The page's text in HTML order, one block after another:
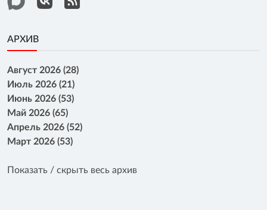
АРХИВ
Август 2026 (28)
Июль 2026 (21)
Июнь 2026 (53)
Май 2026 (65)
Апрель 2026 (52)
Март 2026 (53)
Показать / скрыть весь архив